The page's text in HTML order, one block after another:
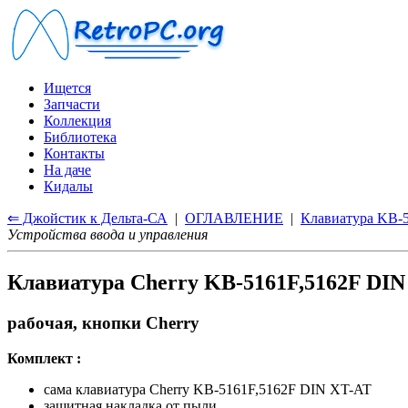
Ищется
Запчасти
Коллекция
Библиотека
Контакты
На даче
Кидалы
⇐ Джойстик к Дельта-СА | ОГЛАВЛЕНИЕ | Клавиатура KB-
Устройства ввода и управления
Клавиатура Cherry KB-5161F,5162F
рабочая, кнопки Cherry
Комплект :
сама клавиатура Cherry KB-5161F,5162F DIN XT-AT